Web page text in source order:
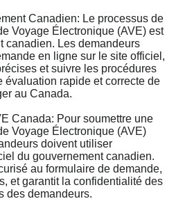
Canadien: Le processus de
Voyage Électronique (AVE) est
canadien. Les demandeurs
en ligne sur le site officiel,
et suivre les procédures
évaluation rapide et correcte de
au Canada.
Canada: Pour soumettre une
Voyage Électronique (AVE)
doivent utiliser
du gouvernement canadien.
au formulaire de demande,
et garantit la confidentialité des
des demandeurs.